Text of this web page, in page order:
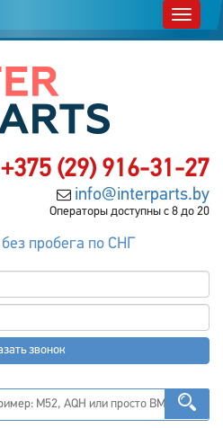
+375 (29) 916-31-27
info@interparts.by
Операторы доступны с 8 до 20
пробега по СНГ
звонок